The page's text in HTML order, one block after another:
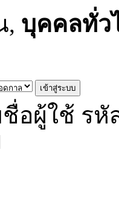
, บุคคลทั่ว
อผู้ใช้ รหั